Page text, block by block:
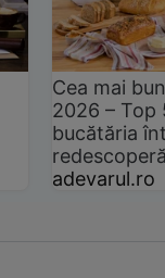
Cea mai
2026 –
bucătăria
adevarul.ro